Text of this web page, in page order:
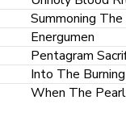
Summoning
Energumen
Pentagram
Into The
When The